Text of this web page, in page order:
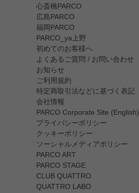
心斎橋PARCO
広島PARCO
福岡PARCO
PARCO_ya上野
初めてのお客様へ
よくあるご質問 / お問い合わせ
お知らせ
ご利用規約
特定商取引法などに基づく表記
会社情報
PARCO Corporate Site (English)
プライバシーポリシー
クッキーポリシー
ソーシャルメディアポリシー
PARCO ART
PARCO STAGE
CLUB QUATTRO
QUATTRO LABO